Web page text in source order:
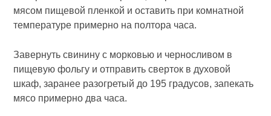
мясом пищевой пленкой и оставить при комнатной
температуре примерно на полтора часа.
Завернуть свинину с морковью и черносливом в
пищевую фольгу и отправить сверток в духовой
шкаф, заранее разогретый до 195 градусов, запекать
мясо примерно два часа.